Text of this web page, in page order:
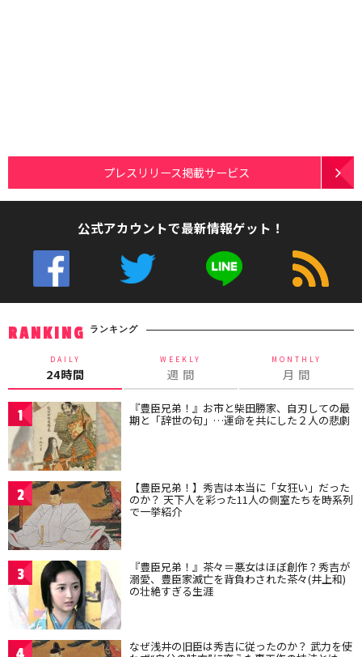
プレスリリース掲載サービス
公式アカウントで最新情報ゲット！
RANKING ランキング
DAILY
24時間
WEEKLY
週 間
MONTHLY
月 間
1 『豊臣兄弟！』お市と柴田勝家、自刃しての最
期と「辞世の句」…運命を共にした２人の悲劇
2 【豊臣兄弟！】秀吉は本当に「女狂い」だった
のか？ 天下人を彩った11人の側室たちを時系列
で一挙紹介
3 『豊臣兄弟！』茶々＝悪女はほぼ創作？秀吉が
溺愛、豊臣家滅亡を背負わされた茶々(井上和)
の壮絶すぎる生涯
なぜ浅井の旧臣は秀吉に従ったのか？ 武力を使